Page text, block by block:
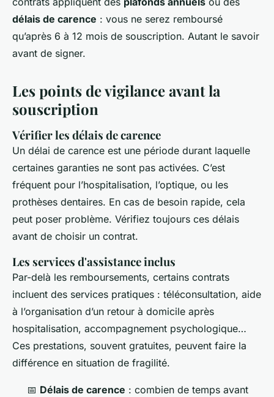
délais de carence : vous ne serez remboursé
qu’après 6 à 12 mois de souscription. Autant le savoir
avant de signer.
Les points de vigilance avant la
souscription
Vérifier les délais de carence
Un délai de carence est une période durant laquelle
certaines garanties ne sont pas activées. C’est
fréquent pour l’hospitalisation, l’optique, ou les
prothèses dentaires. En cas de besoin rapide, cela
peut poser problème. Vérifiez toujours ces délais
avant de choisir un contrat.
Les services d'assistance inclus
Par-delà les remboursements, certains contrats
incluent des services pratiques : téléconsultation, aide
à l’organisation d’un retour à domicile après
hospitalisation, accompagnement psychologique…
Ces prestations, souvent gratuites, peuvent faire la
différence en situation de fragilité.
📅 Délais de carence : combien de temps avant